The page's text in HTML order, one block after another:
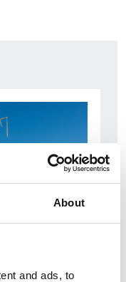
About
and ads, to
fortemente la